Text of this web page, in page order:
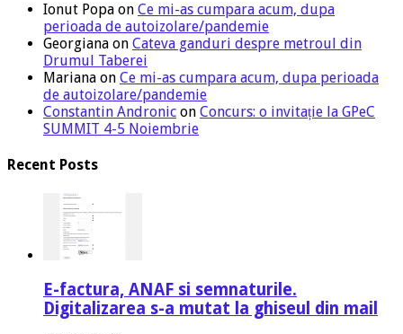
Ionut Popa on Ce mi-as cumpara acum, dupa
perioada de autoizolare/pandemie
Georgiana on Cateva ganduri despre metroul din
Drumul Taberei
Mariana on Ce mi-as cumpara acum, dupa perioada
de autoizolare/pandemie
Constantin Andronic on Concurs: o invitație la GPeC
SUMMIT 4-5 Noiembrie
Recent Posts
E-factura, ANAF si semnaturile.
Digitalizarea s-a mutat la ghiseul din mail